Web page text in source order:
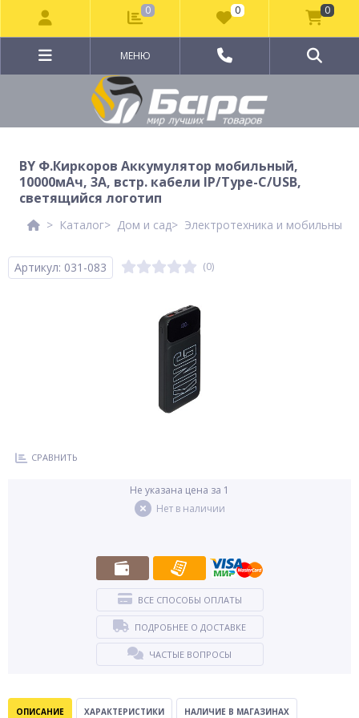
МЕНЮ
BY Ф.Киркоров Аккумулятор мобильный,
10000мАч, 3А, встр. кабели IP/Type-C/USB,
светящийся логотип
Каталог Дом и сад Электротехника и мобильные
Артикул: 031-083 (0)
СРАВНИТЬ
Не указана цена за 1
Нет в наличии
ВСЕ СПОСОБЫ ОПЛАТЫ
ПОДРОБНЕЕ О ДОСТАВКЕ
ЧАСТЫЕ ВОПРОСЫ
ОПИСАНИЕ ХАРАКТЕРИСТИКИ НАЛИЧИЕ В МАГАЗИНАХ
0 0 0